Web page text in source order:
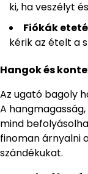
ki, ha veszélyt
Fiókák
kérik az ételt a
Hangok és
Az ugató bagoly
A
mind
finoman árnyalni
szándékukat.